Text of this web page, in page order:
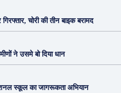
चोरी की तीन बाइक बरामद
ने उसमे बो दिया धान
स्कूल का जागरूकता अभियान